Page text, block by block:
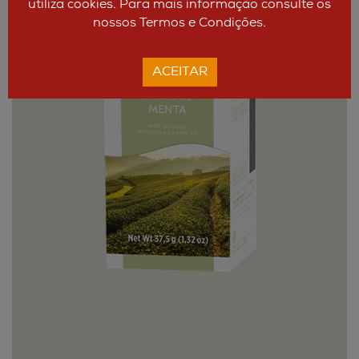
utiliza cookies. Para mais informação consulte os
nossos Termos e Condições.
ACEITAR